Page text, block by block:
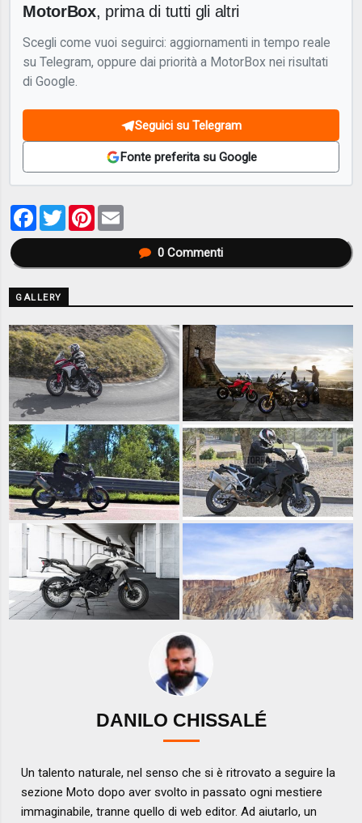
MotorBox, prima di tutti gli altri
Scegli come vuoi seguirci: aggiornamenti in tempo reale
su Telegram, oppure dai priorità a MotorBox nei risultati
di Google.
Seguici su Telegram
Fonte preferita su Google
Facebook
TwitterPinterest
0Commenti
GALLERY
DANILO CHISSALÉ
Un talento naturale, nel senso che si è ritrovato a seguire la
sezione Moto dopo aver svolto in passato ogni mestiere
immaginabile, tranne quello di web editor. Ad aiutarlo, un